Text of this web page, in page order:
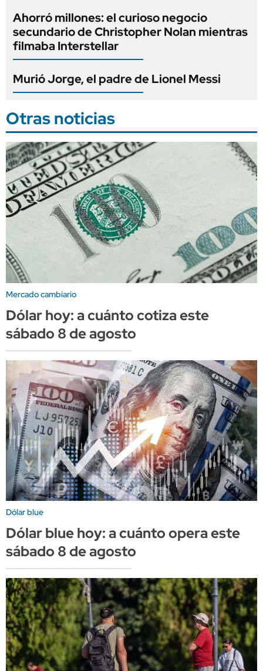
Ahorró millones: el curioso negocio
secundario de Christopher Nolan mientras
filmaba Interstellar
Murió Jorge, el padre de Lionel Messi
Otras noticias
Mercado cambiario
Dólar hoy: a cuánto cotiza este
sábado 8 de agosto
Dólar blue
Dólar blue hoy: a cuánto opera este
sábado 8 de agosto